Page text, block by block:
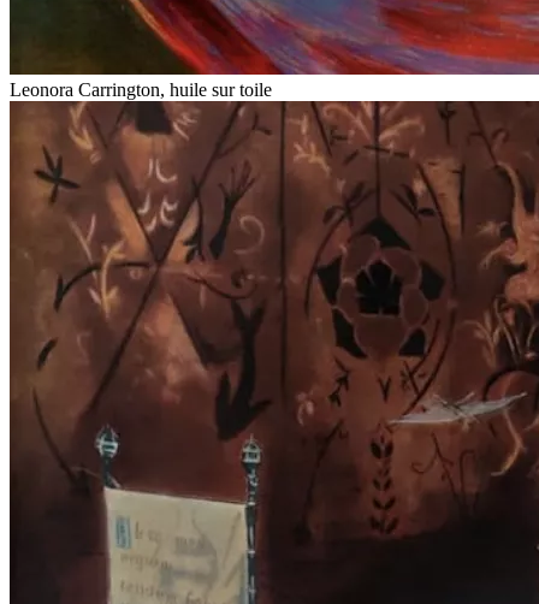
Leonora Carrington, huile sur toile